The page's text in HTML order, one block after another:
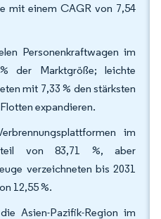
mit einem CAGR von 7,54
Personenkraftwagen im
der Marktgröße; leichte
mit 7,33 % den stärksten
expandieren.
im
von 83,71 %, aber
verzeichneten bis 2031
12,55 %.
Asien-Pazifik-Region im